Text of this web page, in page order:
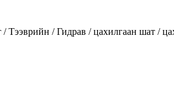
/ Гидрав / цахилгаан шат /